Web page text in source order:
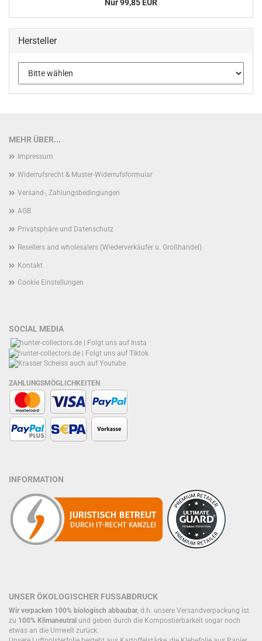
Nur 99,85 EUR
Hersteller
MEHR ÜBER...
Impressum
Widerrufsrecht & Muster-Widerrufsformular
Versand-, Zahlungsbedingungen
AGB
Privatsphäre und Datenschutz
Resellers and wholesalers (Wiederverkäufer u. Großhandel)
Kontakt
Cookie Einstellungen
SOCIAL MEDIA
ZAHLUNGSMÖGLICHKEITEN
INFORMATION
UNSER ÖKOLOGISCHER FUSSABDRUCK
Wir verpacken 100% biologisch abbaubar, d.h. unsere Versandverpackung ist
zu 100% Klimaneutral und geben durch die Kompostierbarkeit sogar noch
etwas an die Umwelt zurück.